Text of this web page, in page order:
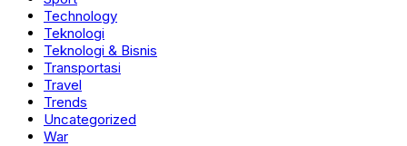
Technology
Teknologi
Teknologi & Bisnis
Transportasi
Travel
Trends
Uncategorized
War